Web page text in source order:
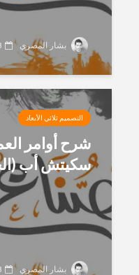
بشار المصري
التصميم ثلاثي الأبعاد
شرح أوامر
سكيتش أب
بشار المصري